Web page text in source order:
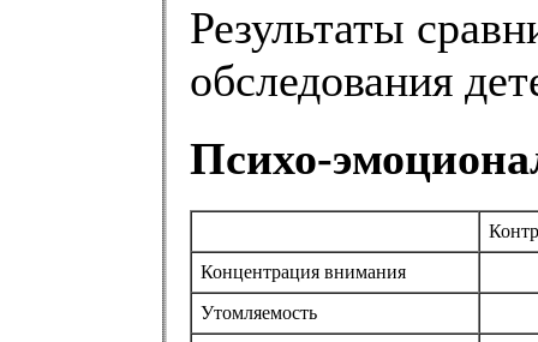
Результаты
обследования
Психо-
Концентрация внимания
Утомляемость